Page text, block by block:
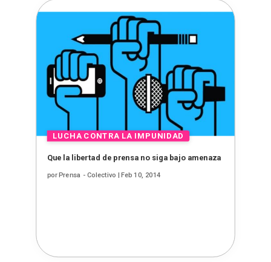
Que la libertad de prensa no siga bajo amenaza
porPrensa - Colectivo | Feb 10, 2014